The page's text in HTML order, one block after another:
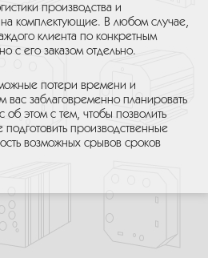
производства и
комплектующие. В любом случае,
клиента по конкретным
с его заказом отдельно.
потери времени и
вас заблаговременно планировать
об этом с тем, чтобы позволить
подготовить производственные
возможных срывов сроков